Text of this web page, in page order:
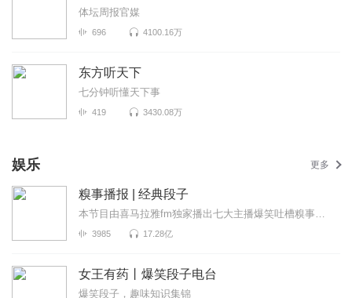
体坛周报官媒
696 4100.16万
东方听天下
七分钟听懂天下事
419 3430.08万
娱乐 更多
糗事播报 | 经典段子
本节目由喜马拉雅fm独家播出七大主播爆笑吐槽糗事囧闻，包你开心一整天
3985 17.28亿
女王有药丨爆笑段子电台
爆笑段子，趣味知识集锦